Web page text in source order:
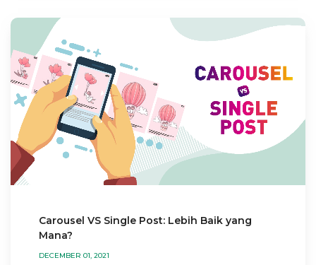
Carousel VS Single Post: Lebih Baik yang
Mana?
DECEMBER 01, 2021